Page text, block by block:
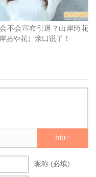
不会宣布引退？山岸绮花
岸あや花）亲口说了！
biu~
昵称 (必填)